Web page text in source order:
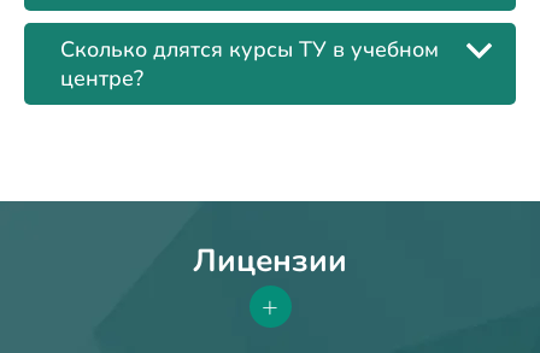
Сколько длятся курсы ТУ в учебном
центре?
Лицензии
+